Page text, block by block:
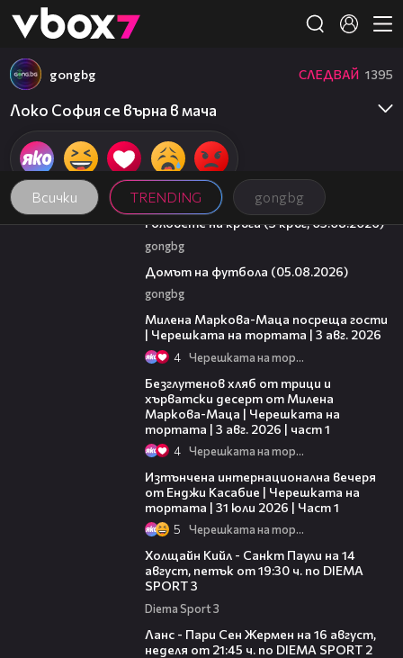
👾
Всички TRENDING gongbg
gongbg СЛЕДВАЙ 1395
Локо София се върна в мача
27:51
Головете на кръга (3 кръг, 05.08.2026)
gongbg
Домът на футбола (05.08.2026)
gongbg
Милена Маркова-Маца посреща гости
| Черешката на тортата | 3 авг. 2026
4 Черешката на тортата
Безглутенов хляб от трици и
хърватски десерт от Милена
Маркова-Маца | Черешката на
тортата | 3 авг. 2026 | част 1
4 Черешката на тортата
Изтънчена интернационална вечеря
от Енджи Касабие | Черешката на
тортата | 31 юли 2026 | Част 1
5 Черешката на тортата
Холщайн Кийл - Санкт Паули на 14
август, петък от 19:30 ч. по DIEMA
SPORT 3
Diema Sport 3
Ланс - Пари Сен Жермен на 16 август,
неделя от 21:45 ч. по DIEMA SPORT 2